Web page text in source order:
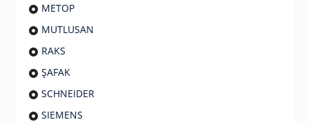
METOP
MUTLUSAN
RAKS
ŞAFAK
SCHNEIDER
SIEMENS